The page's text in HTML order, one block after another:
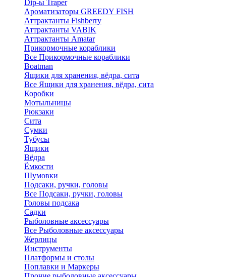
Dip-ы Traper
Ароматизаторы GREEDY FISH
Аттрактанты Fishberry
Аттрактанты VABIK
Аттрактанты Amatar
Прикормочные кораблики
Все Прикормочные кораблики
Boatman
Ящики для хранения, вёдра, сита
Все Ящики для хранения, вёдра, сита
Коробки
Мотыльницы
Рюкзаки
Сита
Сумки
Тубусы
Ящики
Вёдра
Ёмкости
Шумовки
Подсаки, ручки, головы
Все Подсаки, ручки, головы
Головы подсака
Садки
Рыболовные аксессуары
Все Рыболовные аксессуары
Жерлицы
Инструменты
Платформы и столы
Поплавки и Маркеры